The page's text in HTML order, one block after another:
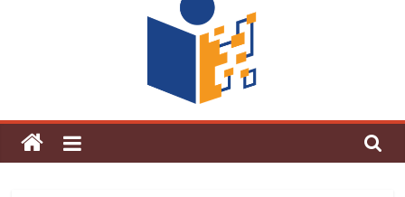
граници“
Магията на Андерсен оживя в ОУ
„Любен Каравелов“